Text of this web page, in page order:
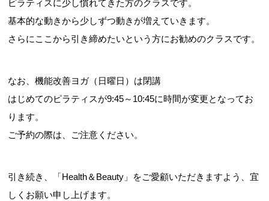
ピラティスに少し慣れてきた方のクラスです。
基本的な動きから少しずつ動きが増えていきます。
さらにここから引き締めたいという方にお勧めのクラスです。
なお、機能改善ヨガ（日曜日）は閉講
はじめてのピラティスが9:45～10:45に時間が変更となってお
ります。
ご予約の際は、ご注意ください。
引き続き、「Health＆Beauty」をご愛顧いただきますよう、宜
しくお願い申し上げます。